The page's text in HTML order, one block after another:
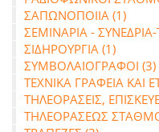
ΣΑΠΩΝΟΠΟΙΙΑ (1)
ΣΕΜΙΝΑΡΙΑ -
ΣΙΔΗΡΟΥΡΓΙΑ (1)
ΣΥΜΒΟΛΑΙΟΓΡΑΦΟΙ (3)
ΤΕΧΝΙΚΑ ΓΡΑΦΕΙΑ ΚΑΙ
ΤΗΛΕΟΡΑΣΕΙΣ,
ΤΗΛΕΟΡΑΣΕΩΣ